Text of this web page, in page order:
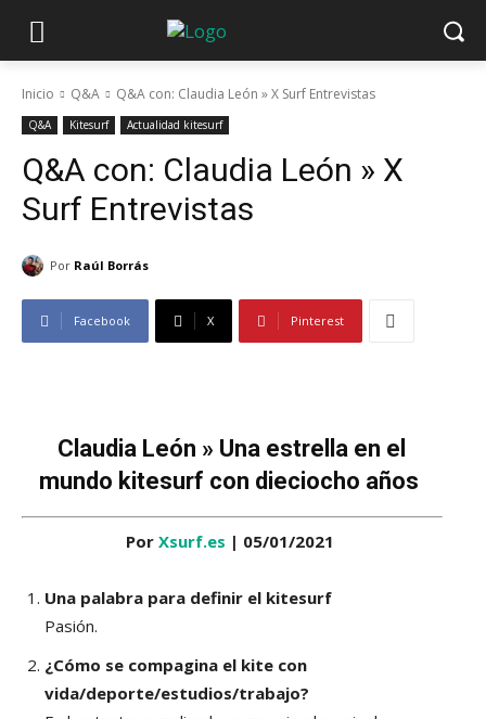
Inicio Q&A Q&A con: Claudia León » X Surf Entrevistas
Q&A Kitesurf Actualidad kitesurf
Q&A con: Claudia León » X
Surf Entrevistas
Por Raúl Borrás
Facebook X Pinterest
Claudia León » Una estrella en el
mundo kitesurf con dieciocho años
Por Xsurf.es | 05/01/2021
Una palabra para definir el kitesurf
Pasión.
¿Cómo se compagina el kite con
vida/deporte/estudios/trabajo?